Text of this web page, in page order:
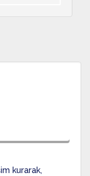
kurarak,